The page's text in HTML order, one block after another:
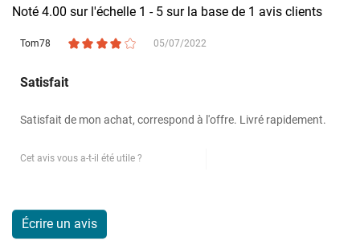
Noté 4.00 sur l'échelle 1 - 5 sur la base de 1 avis clients
Tom78 05/07/2022
Satisfait
Satisfait de mon achat, correspond à l'offre. Livré rapidement.
Cet avis vous a-t-il été utile ?
Écrire un avis